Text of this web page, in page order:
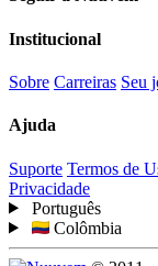
Institucional
Sobre Carreiras Seu
Ajuda
Suporte Termos de
Privacidade
Português
Colômbia